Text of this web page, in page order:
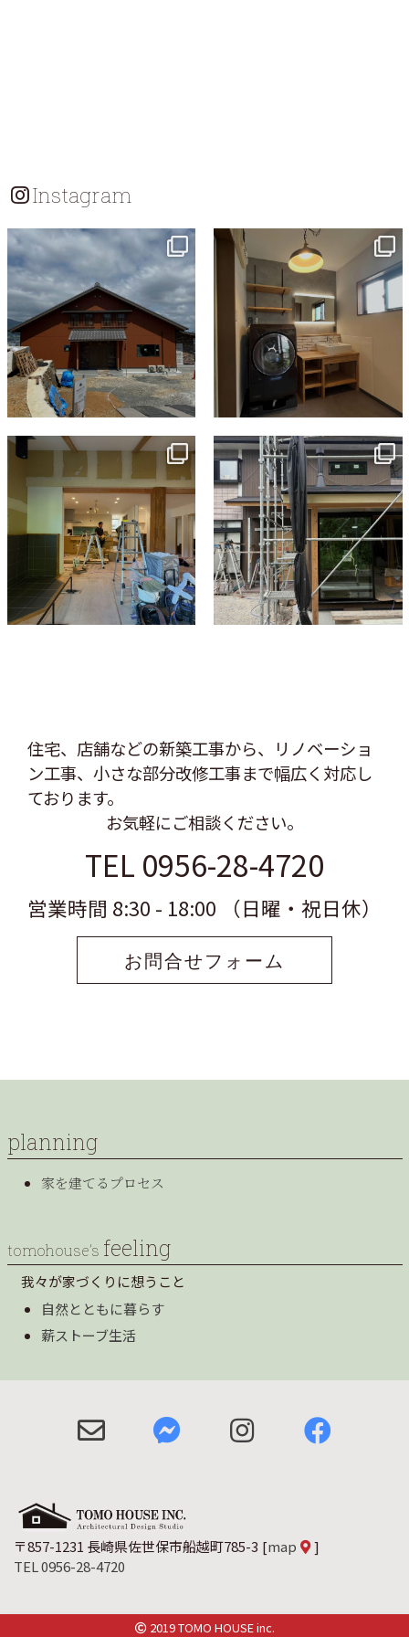
Instagram
tomohouseinc
tomohouseinc
7月 13
tomohouseinc
tomohouseinc
6月 3
住宅、店舗などの新築工事から、リノベーショ
ン工事、 小さな部分改修工事まで幅広く対応し
ております。
お気軽にご相談ください。
TEL 0956-28-4720
営業時間 8:30 - 18:00 （日曜・祝日休）
お問合せフォーム
planning
家を建てるプロセス
tomohouse’s feeling
我々が家づくりに想うこと
自然とともに暮らす
薪ストーブ生活
〒857-1231 長崎県佐世保市船越町785-3 [map
]
TEL 0956-28-4720
2019 TOMO HOUSE inc.